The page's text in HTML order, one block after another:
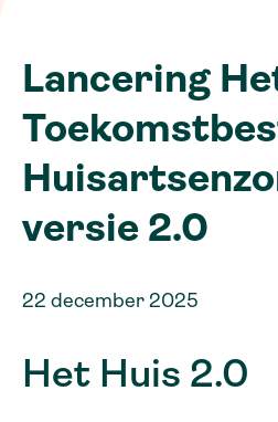
Lancering
versie 2.0
22 december 2025
Het Huis 2.0